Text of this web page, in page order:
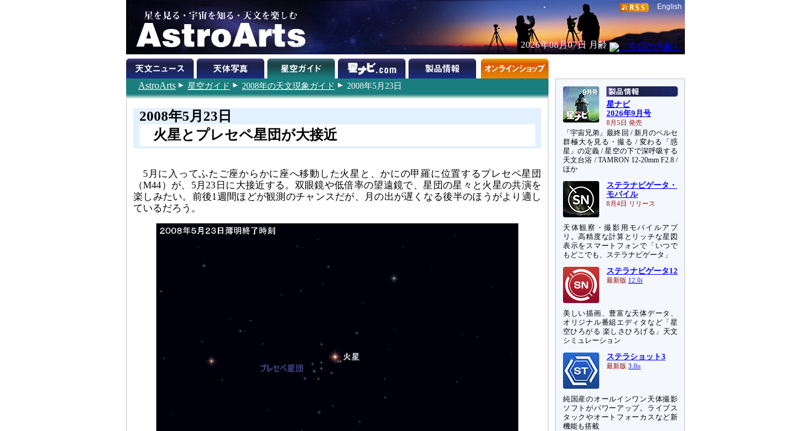
English
2026年08月07日 月齢
AstroArts 星空ガイド 2008年の天文現象ガイド 2008年5月23日
2008年5月23日
火星とプレセペ星団が大接近
5月に入ってふたご座からかに座へ移動した火星と、かにの甲羅に位置するプレセペ星団
（M44）が、5月23日に大接近する。双眼鏡や低倍率の望遠鏡で、星団の星々と火星の共演を
楽しみたい。前後1週間ほどが観測のチャンスだが、月の出が遅くなる後半のほうがより適し
ているだろう。
星ナビ
2026年9月号
8月5日 発売
「宇宙兄弟」最終回 / 新月のペルセ
群極大を見る・撮る / 変わる「惑
星」の定義 / 星空の下で深呼吸する
天文台浴 / TAMRON 12-20mm F2.8 /
ほか
ステラナビゲータ・
モバイル
8月4日 リリース
天体観察・撮影用モバイルアプ
リ。高精度な計算とリッチな星図
表示をスマートフォンで「いつで
もどこでも、ステラナビゲータ」
ステラナビゲータ12
最新版 12.0i
美しい描画、豊富な天体データ、
オリジナル番組エディタなど「星
空ひろがる 楽しさひろげる」天文
シミュレーション
ステラショット3
最新版 3.0o
純国産のオールインワン天体撮影
ソフトがパワーアップ。ライブス
タックやオートフォーカスなど新
機能も搭載